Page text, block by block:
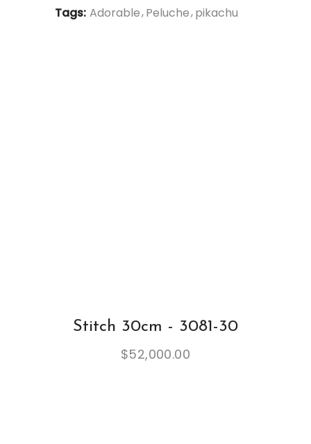
Tags: Adorable Peluche pikachu
Stitch 30cm - 3081-30
$52,000.00